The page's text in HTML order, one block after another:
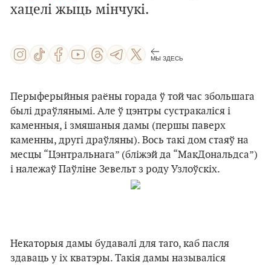
хацелі жыць мінчукі.
МЫ ЗДЕСЬ
Перыферыйныя раёны горада ў той час збольшага
былі драўлянымі. Але ў цэнтры сустракаліся і
каменныя, і змяшаныя дамы (першы паверх
каменны, другі драўляны). Вось такі дом стаяў на
месцы “Цэнтральнага” (бліжэй да “МакДональдса”)
і належаў Паўліне Зевельт з роду Узлоўскіх.
Некаторыя дамы будавалі для таго, каб пасля
здаваць у іх кватэры. Такія дамы называліся